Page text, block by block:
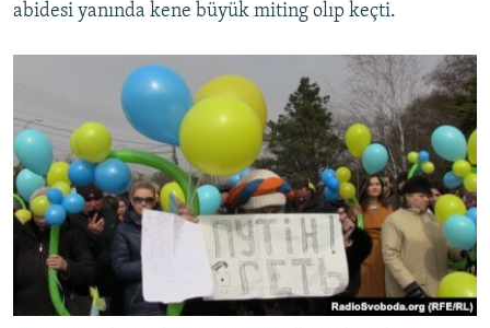
abidesi yanında kene büyük miting olıp keçti.